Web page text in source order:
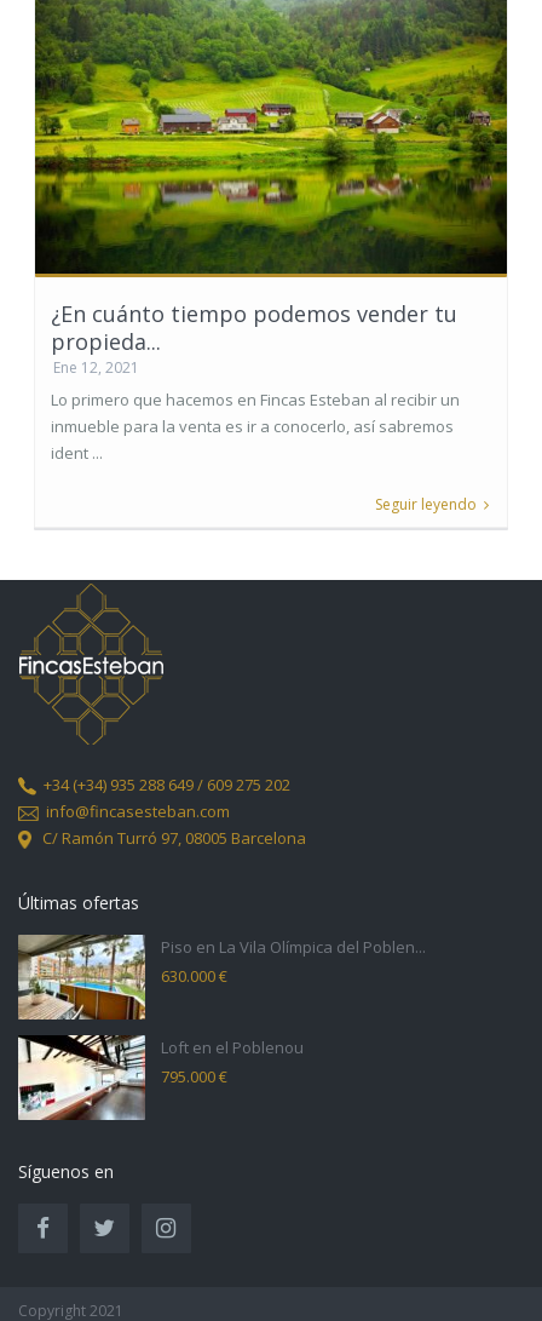
¿En cuánto tiempo podemos vender tu
propieda...
Ene 12, 2021
Lo primero que hacemos en Fincas Esteban al recibir un
inmueble para la venta es ir a conocerlo, así sabremos
ident ...
Seguir leyendo
+34(+34) 935 288 649 / 609 275 202
info@fincasesteban.com
C/ Ramón Turró 97, 08005 Barcelona
Últimas ofertas
Piso en La Vila Olímpica del Poblen...
630.000 €
Loft en el Poblenou
795.000 €
Síguenos en
Copyright 2021